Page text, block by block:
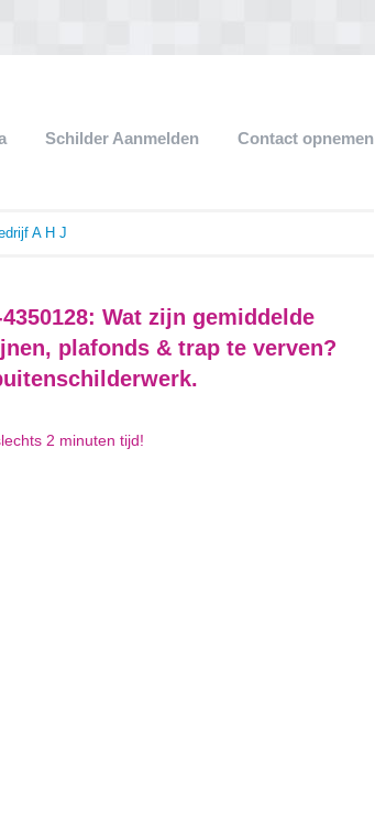
Schilder Aanmelden Contact opnemen
A H J
Wat zijn gemiddelde
plafonds & trap te verven?
2 minuten tijd!